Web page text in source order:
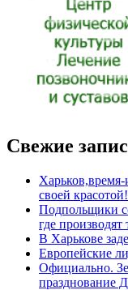
Свежие
своей красотой!
Подпольщики
где производят
В Харькове
Европейские
Официально.
празднование